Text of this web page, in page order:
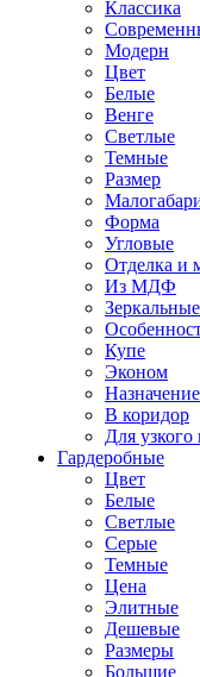
Классика
Модерн
Цвет
Белые
Венге
Светлые
Темные
Размер
Форма
Угловые
Отделка и
Из МДФ
Зеркальные
Купе
Эконом
Назначение
В коридор
Для узкого
Гардеробные
Цвет
Белые
Светлые
Серые
Темные
Цена
Элитные
Дешевые
Размеры
Большие